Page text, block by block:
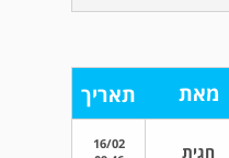
מאת תאריך
חגית
16/02